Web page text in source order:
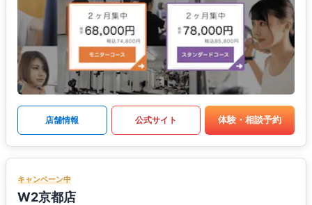
店舗情報 公式サイト 体験・相談予約
キャンペーン中
W2京都店